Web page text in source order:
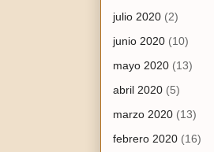
julio 2020 (2)
junio 2020 (10)
mayo 2020 (13)
abril 2020 (5)
marzo 2020 (13)
febrero 2020 (16)